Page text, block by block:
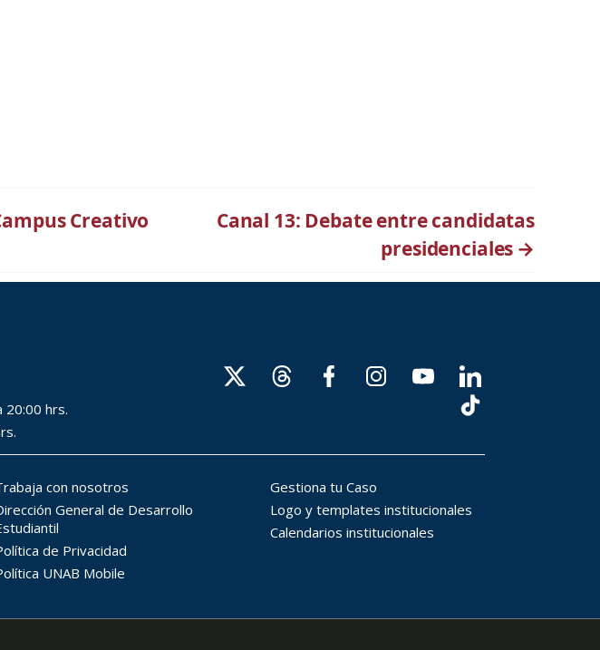
Creativo
Canal 13: Debate entre candidatas
presidenciales →